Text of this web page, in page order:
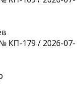
КП-179 / 2026-07-